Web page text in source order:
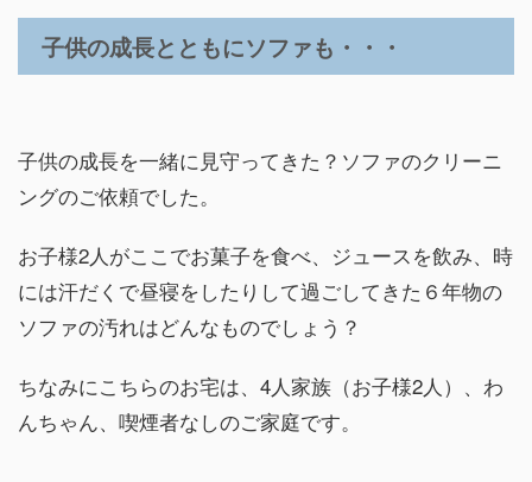
子供の成長とともにソファも・・・
子供の成長を一緒に見守ってきた？ソファのクリーニ
ングのご依頼でした。
お子様2人がここでお菓子を食べ、ジュースを飲み、時
には汗だくで昼寝をしたりして過ごしてきた６年物の
ソファの汚れはどんなものでしょう？
ちなみにこちらのお宅は、4人家族（お子様2人）、わ
んちゃん、喫煙者なしのご家庭です。